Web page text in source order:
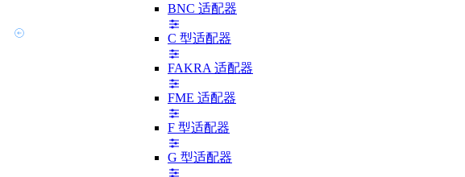
BNC 适配器
C 型适配器
FAKRA 适配器
FME 适配器
F 型适配器
G 型适配器